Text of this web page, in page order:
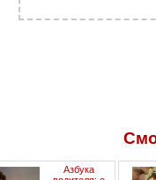
Азбука